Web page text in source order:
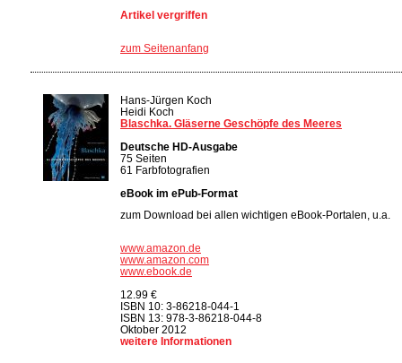
Artikel vergriffen
zum Seitenanfang
Hans-Jürgen Koch
Heidi Koch
Blaschka. Gläserne Geschöpfe des Meeres
Deutsche HD-Ausgabe
75 Seiten
61 Farbfotografien
eBook im ePub-Format
zum Download bei allen wichtigen eBook-Portalen, u.a.
www.amazon.de
www.amazon.com
www.ebook.de
12.99 €
ISBN 10: 3-86218-044-1
ISBN 13: 978-3-86218-044-8
Oktober 2012
weitere Informationen